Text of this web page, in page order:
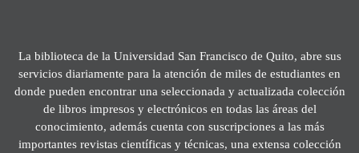
La biblioteca de la Universidad San Francisco de Quito, abre sus
servicios diariamente para la atención de miles de estudiantes en
donde pueden encontrar una seleccionada y actualizada colección
de libros impresos y electrónicos en todas las áreas del
conocimiento, además cuenta con suscripciones a las más
importantes revistas científicas y técnicas, una extensa colección